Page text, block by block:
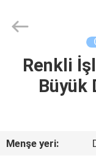
Accessories
Co.,Ltd.
Renkli
Büyük
Menşe yeri: